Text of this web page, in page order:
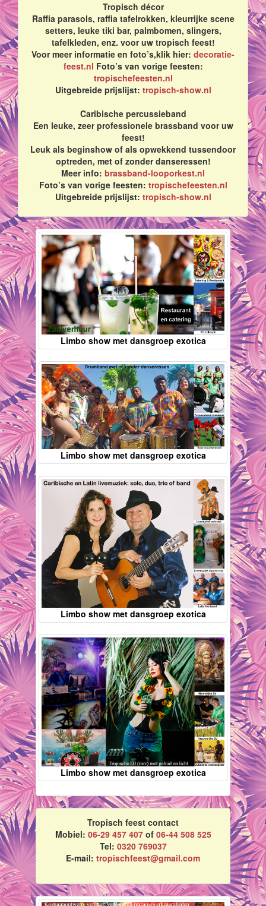
Tropisch décor
Raffia parasols, raffia tafelrokken, kleurrijke scene
setters, leuke tiki bar, palmbomen, slingers,
tafelkleden, enz. voor uw tropisch feest!
Voor meer informatie en foto’s,klik hier: decoratie-
feest.nl Foto’s van vorige feesten:
tropischefeesten.nl
Uitgebreide prijslijst: tropisch-show.nl
Caribische percussieband
Een leuke, zeer professionele brassband voor uw
feest!
Leuk als beginshow of als opwekkend tussendoor
optreden, met of zonder danseressen!
Meer info: brassband-looporkest.nl
Foto’s van vorige feesten: tropischefeesten.nl
Uitgebreide prijslijst: tropisch-show.nl
Limbo show met dansgroep exotica
Limbo show met dansgroep exotica
Limbo show met dansgroep exotica
Limbo show met dansgroep exotica
Tropisch feest contact
Mobiel: 06-29 457 407of 06-44 508 525
Tel: 0320 769037
E-mail: tropischfeest@gmail.com